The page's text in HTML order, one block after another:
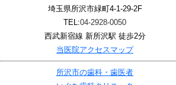
埼玉県所沢市緑町4-1-29-2F
TEL:04-2928-0050
西武新宿線 新所沢駅 徒歩2分
当医院アクセスマップ
所沢市の歯科・歯医者